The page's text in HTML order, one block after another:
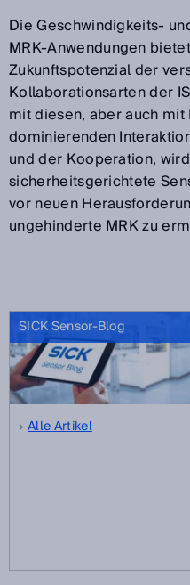
Die Geschwindigkeits-
MRK-Anwendungen
Zukunftspotenzial der
Kollaborationsarten der
mit diesen, aber auch
dominierenden
und der Kooperation,
sicherheitsgerichtete
vor neuen
ungehinderte MRK zu
SICK Sensor-Blog
Alle Artikel